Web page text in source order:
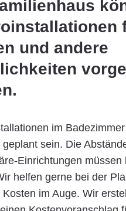
und andere
im
sein. Die
Einrichtungen müssen
helfen gerne bei der
Kosten im Auge. Wir